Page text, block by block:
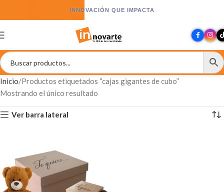
INNOVACIÓN QUE IMPACTA
Inicio Productos etiquetados “cajas gigantes de cubo”
Mostrando el único resultado
Ver barra lateral